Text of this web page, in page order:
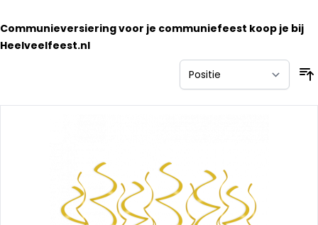
Communieversiering voor je communiefeest koop je bij
Heelveelfeest.nl